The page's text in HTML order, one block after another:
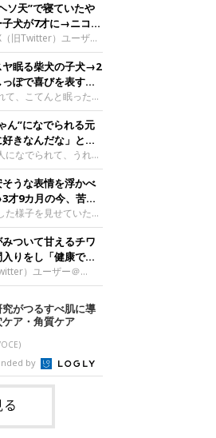
ソ天”で寝ていたや
犬が7才に→ニコニ
ル”が魅力のコに成
旧Twitter）ユーザー
さんの愛犬でウェル
ンブロークの神楽ちゃ
になるという神楽ちゃ
どんな子犬時代を過ご
今回は、神楽ちゃんの
り返ります！神楽ち
いた！お迎えから数
撮影時生後2カ月）＠
お迎え当初の神楽
教えてください。飼
日から“ヘソ天”で寝
ヤ眠る柴犬の子犬→2
ぽで喜びを表すコ
て、こてんと眠った子
表情や行動にさまざ
うになりました。遊
月のなっちゃん遊び
ゃん。@Pkndg_紹介
）ユーザー
・なっちゃん（取材
）。こちらの写真
後2カ月のころに撮影
の日、なっちゃんは家
遊んでいました。た
か、その後は眠り始
なっちゃん。
ん”になでられる元
きなんだな」と感
り
になでられて、うれし
元保護犬。甘えるよう
らまでほっこりしま
ゃん”に甘える小次郎
もらい、うれしそうな
くん（2026年6月撮
紹介するのは、X（旧
さんの愛
影時5才）。こちら
さんと一緒に散歩をし
家から自宅へ帰る途
待ち合わせ
うな表情を浮かべ
才9カ月の今、苦手
に成長！
た様子を見せていた元
れから約3年半、苦手
つ克服し、家族に寄
す。お迎え当日、ケ
お迎え当日のシルビ
今回紹介する
ユーザー
の愛犬・シルビアち
後推定2カ月）。飼い
った一枚」として投
ージの隅で不安そうな
ビアちゃんの姿が写っ
、保護犬だったシル
ついて甘えるチワ
りをし「健康で穏
てほしい」と願う
）ユーザー＠
が投稿した写真。写
でチワワのつぶしゃん
）です。飼い主さん
ぶしゃん（撮影時6
撮影当時の状況に
主さんはこう教えてく
ん： 「ある休日のこ
座った途端にひざの
、そのままなでながら
ですが、微動だにしな
みると、腕にしがみ
がつるすべ肌に導
ア・角質ケア
by